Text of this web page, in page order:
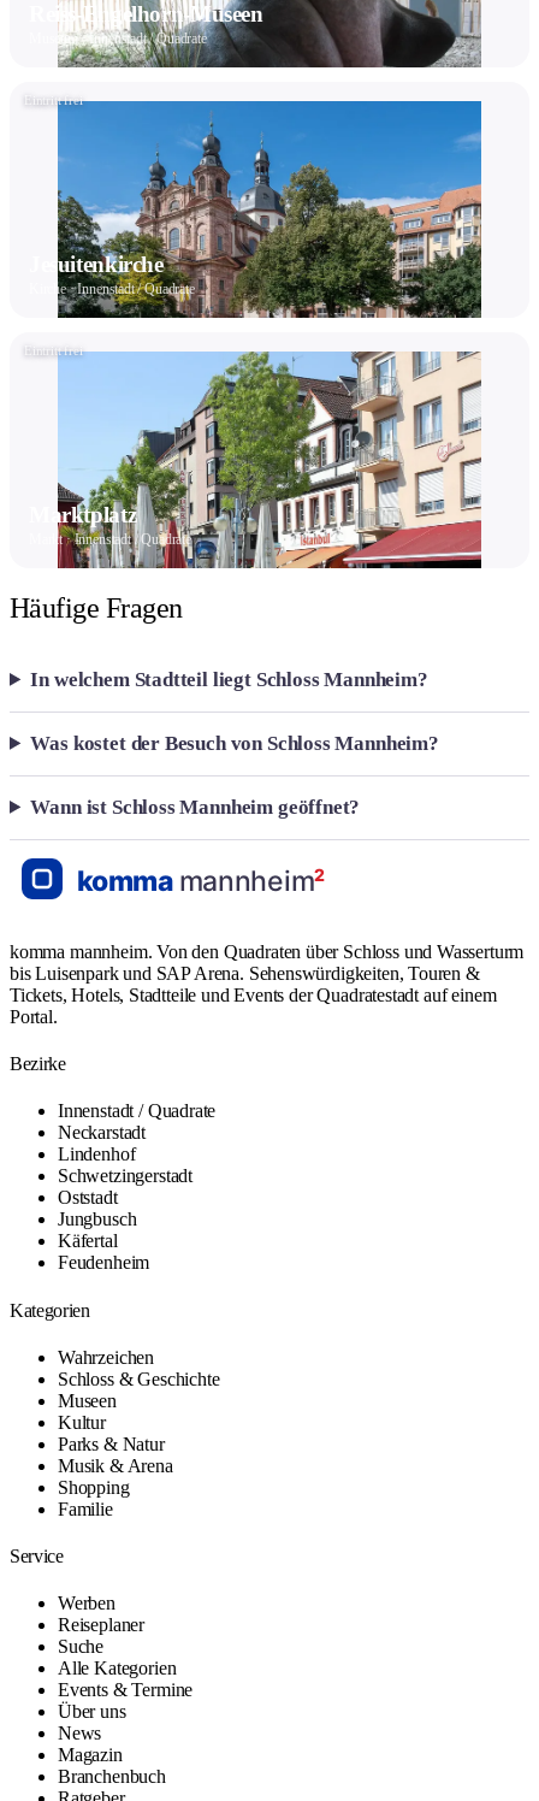
Reiss-Engelhorn-Museen
Museum · Innenstadt / Quadrate
Eintritt frei
Jesuitenkirche
Kirche · Innenstadt / Quadrate
Eintritt frei
Marktplatz
Markt · Innenstadt / Quadrate
Häufige Fragen
In welchem Stadtteil liegt Schloss Mannheim?
Was kostet der Besuch von Schloss Mannheim?
Wann ist Schloss Mannheim geöffnet?
komma mannheim. Von den Quadraten über Schloss und Wasserturm
bis Luisenpark und SAP Arena. Sehenswürdigkeiten, Touren &
Tickets, Hotels, Stadtteile und Events der Quadratestadt auf einem
Portal.
Bezirke
Innenstadt / Quadrate
Neckarstadt
Lindenhof
Schwetzingerstadt
Oststadt
Jungbusch
Käfertal
Feudenheim
Kategorien
Wahrzeichen
Schloss & Geschichte
Museen
Kultur
Parks & Natur
Musik & Arena
Shopping
Familie
Service
Werben
Reiseplaner
Suche
Alle Kategorien
Events & Termine
Über uns
News
Magazin
Branchenbuch